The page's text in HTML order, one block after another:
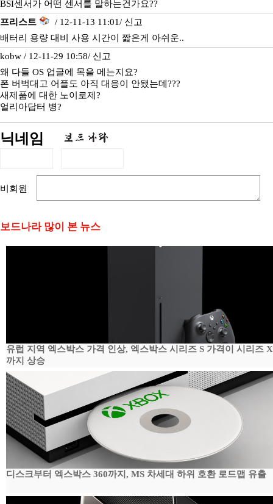
BSI센서가 어떤 센서를 말하는건가요??
프리스트
/ 12-11-13 11:01/ 신고
배터리 용량 대비 사용 시간이 짧은게 아쉬운..
kobw / 12-11-29 10:58/ 신고
왜 다들 OS 업글에 목을 메는지요?
폰 버벅대고 어플도 아직 대응이 안됐는데???
새제품에 대한 노이로제?
얼리아답터 병?
닉네임
비회원
보드나라 많이 본 뉴스
유럽 지역 엑스박스 가격 인상, 엑스박스 시리즈 S 가격이 시리즈
까지 상승
디스크부터 엑스박스 360까지, MS 차세대 하위 호환 로드맵 유출